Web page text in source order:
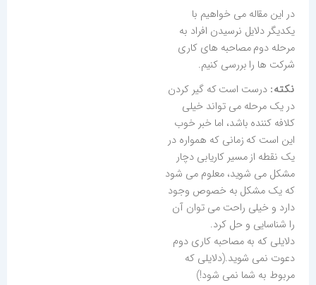
در این مقاله می خواهیم با
یکدیگر دلایل نرسیدن افراد به
مرحله دوم مصاحبه های کاری
شرکت ها را بررسی کنیم.
نکته: درست است که گیر کردن
در یک مرحله می تواند خیلی
کلافه کننده باشد، اما خبر خوب
این است که زمانی که همواره در
یک نقطه از مسیر کاریابی دچار
مشکل می شوید، معلوم می شود
که یک مشکل به خصوص وجود
دارد و خیلی راحت می توان آن
را شناسایی و حل کرد.
دلایلی که به مصاحبه کاری دوم
دعوت نمی شوید.(دلایلی که
مربوط به شما نمی شود!)